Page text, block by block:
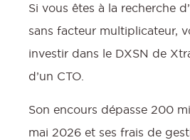
Si vous êtes à la recherche
sans facteur multiplicateur,
investir dans le DXSN de
d’un CTO.
Son encours dépasse 200
mai 2026 et ses frais de